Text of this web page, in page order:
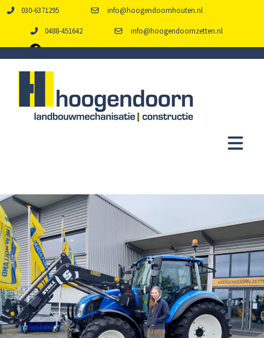
030-6371295 info@hoogendoornhouten.nl
0488-451642 info@hoogendoornzetten.nl